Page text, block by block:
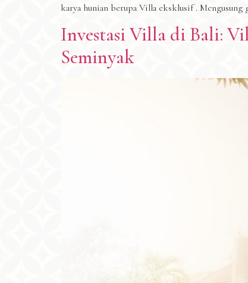
karya hunian berupa Villa eksklusif . Mengusung
Investasi Villa di Bali:
Seminyak